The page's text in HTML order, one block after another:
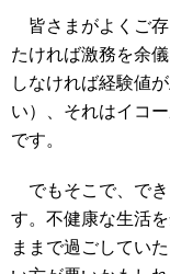
皆さまがよくご存
たければ激務を余
しなければ経験値
い）、それはイコ
です。
でもそこで、でき
す。不健康な生活
ままで過ごしてい